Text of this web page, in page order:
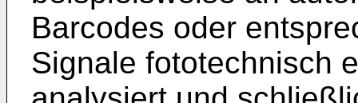
Barcodes oder
Signale fototechnisch